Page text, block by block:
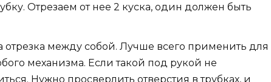
Отрезаем от нее 2 куска, один должен быть
отрезка между собой. Лучше всего применить для
механизма. Если такой под рукой не
Нужно просверлить отверстия в трубках, и